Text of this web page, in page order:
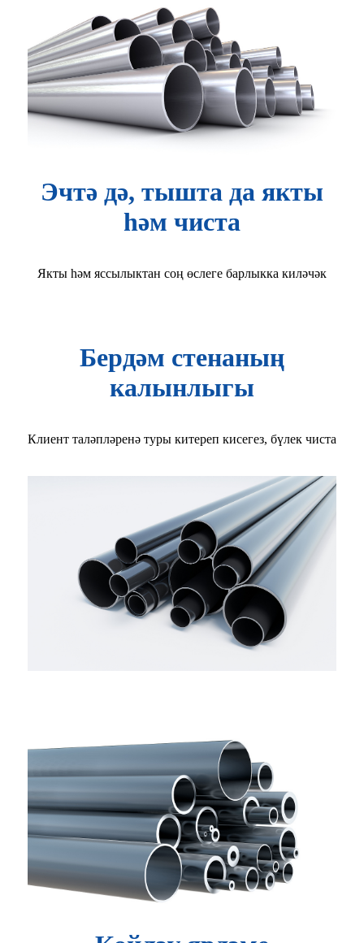
Эчтә дә, тышта да якты
һәм чиста
Якты һәм яссылыктан соң өслеге барлыкка киләчәк
Бердәм стенаның
калынлыгы
Клиент таләпләренә туры китереп кисегез, бүлек чиста